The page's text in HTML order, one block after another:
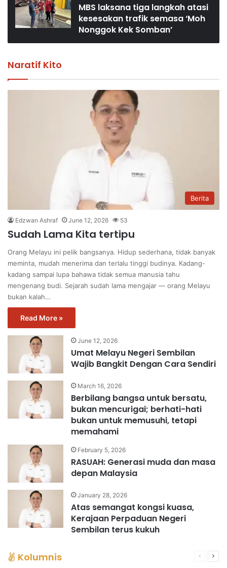
MBS laksana tiga langkah atasi
kesesakan trafik semasa ‘Moh
Nonggok Kek Somban’
Naratif Kito
Berita
Edzwan Ashraf June 12, 2026 53
Sudah Lama Kita tertipu
Orang Melayu ini pelik bangsanya. Hidup sederhana, tidak banyak
meminta, mudah menerima dan terlalu tinggi budinya. Kadang-
kadang sampai lupa bahawa tidak semua manusia tahu
mengenang budi. Sejarah sudah lama mengajar — orang Melayu
bukan kalah…
Read More »
June 12, 2026
Umat Melayu Negeri Sembilan
Wajib Bangkit Dengan Cara Sendiri
March 16, 2026
Berbilang bangsa untuk bersatu,
bukan mencurigai; berhati-hati
bukan untuk memusuhi, tetapi
memahami
February 5, 2026
RASUAH: Generasi muda dan masa
depan Malaysia
January 28, 2026
Atas semangat kongsi kuasa,
Kerajaan Perpaduan Negeri
Sembilan terus kukuh
Kolumnis
Previous